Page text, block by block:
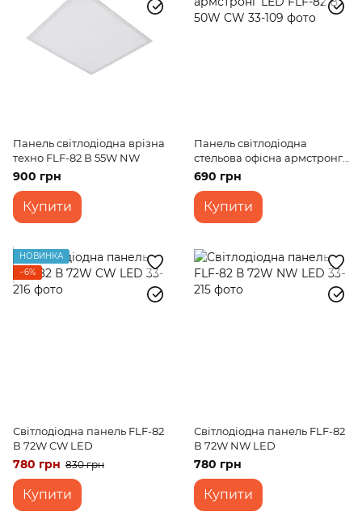
Панель світлодіодна врізна
техно FLF-82 В 55W NW
900 грн
Купити
Панель світлодіодна
стельова офісна армстронг
LED FLF-82 В 50W CW
690 грн
Купити
НОВИНКА
−6%
Світлодіодна панель FLF-82
В 72W CW LED
780 грн 830 грн
Купити
Світлодіодна панель FLF-82
В 72W NW LED
780 грн
Купити